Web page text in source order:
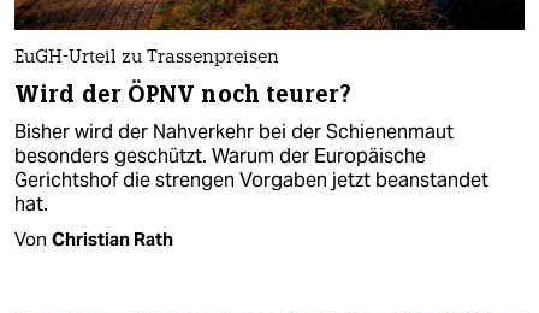
EuGH-Urteil zu Trassenpreisen
Wird der ÖPNV noch teurer?
Bisher wird der Nahverkehr bei der Schienenmaut
besonders geschützt. Warum der Europäische
Gerichtshof die strengen Vorgaben jetzt beanstandet
hat.
Von Christian Rath